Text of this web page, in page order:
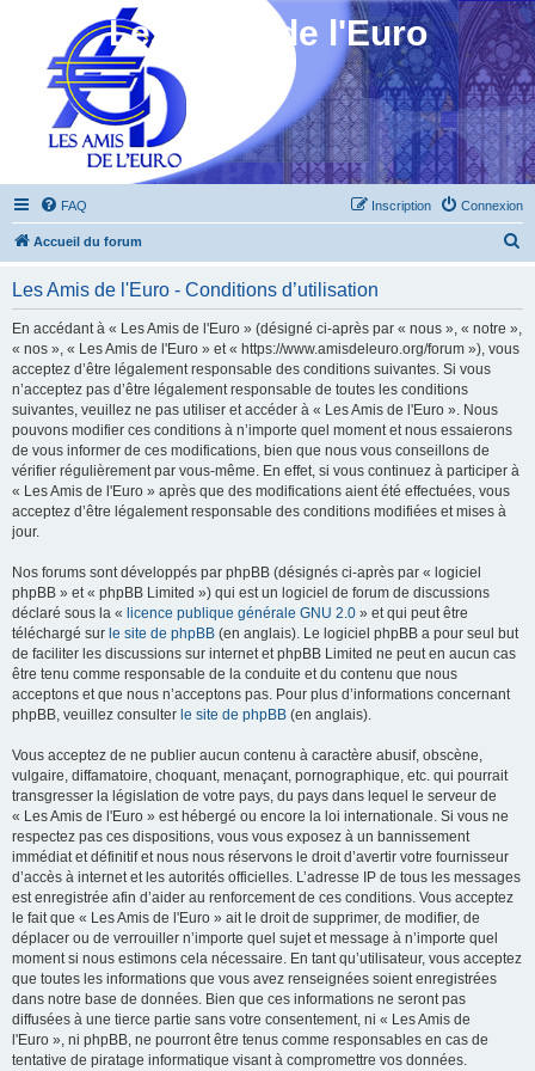
Les Amis de l'Euro
FAQ Connexion
Inscription
Accueil du forum
Les Amis de l'Euro - Conditions d’utilisation
En accédant à « Les Amis de l'Euro » (désigné ci-après par « nous », « notre »,
« nos », « Les Amis de l'Euro » et « https://www.amisdeleuro.org/forum »), vous
acceptez d’être légalement responsable des conditions suivantes. Si vous
n’acceptez pas d’être légalement responsable de toutes les conditions
suivantes, veuillez ne pas utiliser et accéder à « Les Amis de l'Euro ». Nous
pouvons modifier ces conditions à n’importe quel moment et nous essaierons
de vous informer de ces modifications, bien que nous vous conseillons de
vérifier régulièrement par vous-même. En effet, si vous continuez à participer à
« Les Amis de l'Euro » après que des modifications aient été effectuées, vous
acceptez d’être légalement responsable des conditions modifiées et mises à
jour.
Nos forums sont développés par phpBB (désignés ci-après par « logiciel
phpBB » et « phpBB Limited ») qui est un logiciel de forum de discussions
déclaré sous la « licence publique générale GNU 2.0 » et qui peut être
téléchargé sur le site de phpBB (en anglais). Le logiciel phpBB a pour seul but
de faciliter les discussions sur internet et phpBB Limited ne peut en aucun cas
être tenu comme responsable de la conduite et du contenu que nous
acceptons et que nous n’acceptons pas. Pour plus d’informations concernant
phpBB, veuillez consulter le site de phpBB (en anglais).
Vous acceptez de ne publier aucun contenu à caractère abusif, obscène,
vulgaire, diffamatoire, choquant, menaçant, pornographique, etc. qui pourrait
transgresser la législation de votre pays, du pays dans lequel le serveur de
« Les Amis de l'Euro » est hébergé ou encore la loi internationale. Si vous ne
respectez pas ces dispositions, vous vous exposez à un bannissement
immédiat et définitif et nous nous réservons le droit d’avertir votre fournisseur
d’accès à internet et les autorités officielles. L’adresse IP de tous les messages
est enregistrée afin d’aider au renforcement de ces conditions. Vous acceptez
le fait que « Les Amis de l'Euro » ait le droit de supprimer, de modifier, de
déplacer ou de verrouiller n’importe quel sujet et message à n’importe quel
moment si nous estimons cela nécessaire. En tant qu’utilisateur, vous acceptez
que toutes les informations que vous avez renseignées soient enregistrées
dans notre base de données. Bien que ces informations ne seront pas
diffusées à une tierce partie sans votre consentement, ni « Les Amis de
l'Euro », ni phpBB, ne pourront être tenus comme responsables en cas de
tentative de piratage informatique visant à compromettre vos données.